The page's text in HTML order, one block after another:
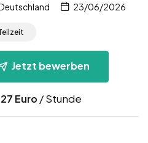
23/06/2026
Jetzt bewerben
27 Euro / Stunde